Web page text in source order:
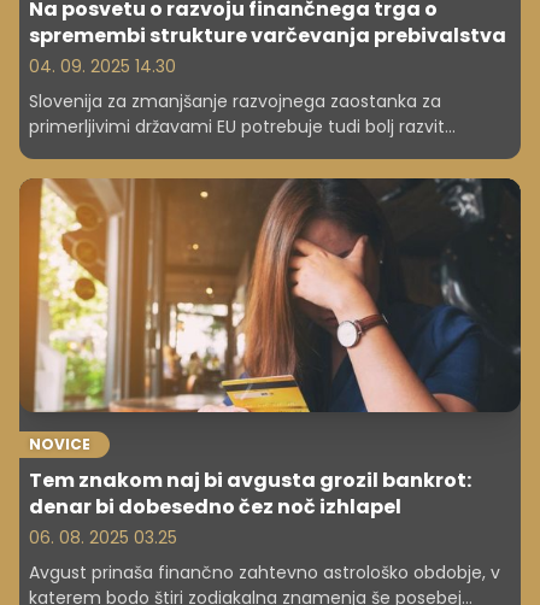
Na posvetu o razvoju finančnega trga o
spremembi strukture varčevanja prebivalstva
04. 09. 2025 14.30
Slovenija za zmanjšanje razvojnega zaostanka za
primerljivimi državami EU potrebuje tudi bolj razvit
tega trga, ki pa jo bo treba po mnenju razpravljalcev na
dogodku SAZU nadgraditi. Po njihovem bi bilo treba
spremeniti strukturo varčevanja prebivalstva.
NOVICE
Tem znakom naj bi avgusta grozil bankrot:
denar bi dobesedno čez noč izhlapel
06. 08. 2025 03.25
Avgust prinaša finančno zahtevno astrološko obdobje, v
katerem bodo štiri zodiakalna znamenja še posebej